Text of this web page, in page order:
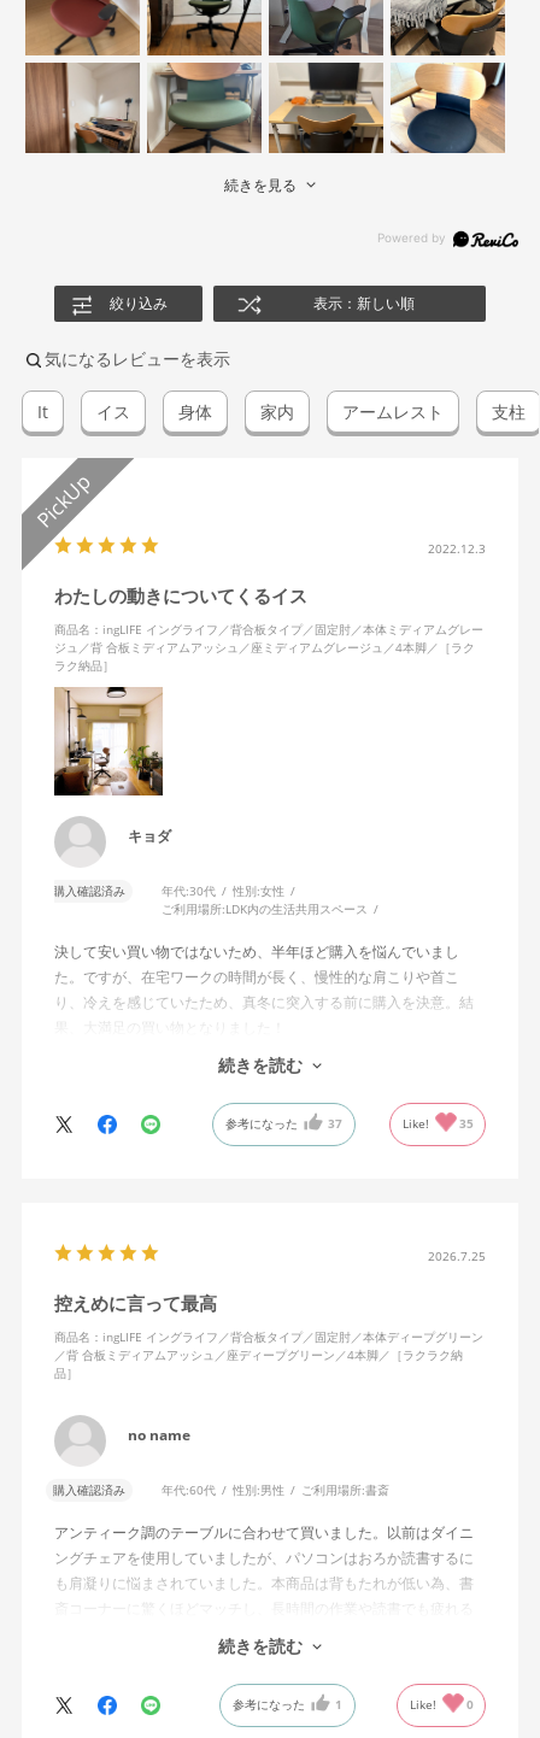
続きを見る
絞り込み 表示：新しい順
気になるレビューを表示
It イス 身体 家内 アームレスト 支柱
2022.12.3
わたしの動きについてくるイス
商品名：ingLIFE イングライフ／背合板タイプ／固定肘／本体ミディアムグレー
ジュ／背 合板ミディアムアッシュ／座ミディアムグレージュ／4本脚／［ラク
ラク納品］
キョダ
購入確認済み 年代:30代 性別:女性
ご利用場所:LDK内の生活共用スペース
決して安い買い物ではないため、半年ほど購入を悩んでいまし
た。ですが、在宅ワークの時間が長く、慢性的な肩こりや首こ
り、冷えを感じていたため、真冬に突入する前に購入を決意。結
果、大満足の買い物となりました！
わたしはモニター2台を使って作業をしていますが、前のめりの姿
勢で作業に集中をしたいときも、少し引いて2台のモニター全体を
俯瞰したいときも、自分の動きに座面が前後してついてきてくれ
うど背面の角が肩甲骨の下にあたるのが気持ちいい……！
座面はゆらゆら左右にも揺れて、スキマなく続きがちなオンライ
ンミーティングの時間も、からだを動かすことでリラックスでき
ます。使ってみて気づいたことですが、固定肘の裏面、にぎった
ときに指があたる部分が、ほどよくプニプニと柔らかく安心感が
無意識にムダな力が入った状態でPC作業をする毎日でしたが、か
らだに余計な力をかけず、集中して座り続けられるようになりま
リビングにワークスペースがあるため、インテリアになじむよ
う、背もたれは合板ミディアムアッシュ、4本脚を選択しました
が、より解放感をもって座りたいかたは、キャスター付きを選ん
だほうがいいと思います。ラクラク納品で配送をお願いしたとこ
ろ、作業員のかたがとてもていねいでテキパキと組み立てくださ
り、「いよいよ使える！」というワクワクもありました。
続きを読む
参考になった 37 Like! 35
2026.7.25
控えめに言って最高
商品名：ingLIFE イングライフ／背合板タイプ／固定肘／本体ディープグリーン
／背 合板ミディアムアッシュ／座ディープグリーン／4本脚／［ラクラク納
品］
no name
購入確認済み 年代:60代 性別:男性 ご利用場所:書斎
アンティーク調のテーブルに合わせて買いました。以前はダイニ
ングチェアを使用していましたが、パソコンはおろか読書するに
も肩凝りに悩まされていました。本商品は背もたれが低い為、書
斎コーナーに驚くほどマッチし、長時間の作業や読書でも疲れる
事がありません。木の背もたれも痛くなる事はなく、深く背中を
あずければうたた寝も出来ます。
パソコン作業をする時は自然と背筋が伸びて肩凝りなどはしませ
ん。
続きを読む
参考になった 1 Like! 0